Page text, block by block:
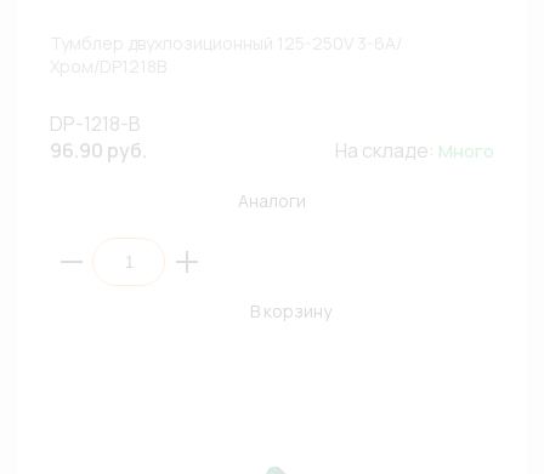
DP-1218-B
96.90 руб.
На складе: Много
Аналоги
В корзину